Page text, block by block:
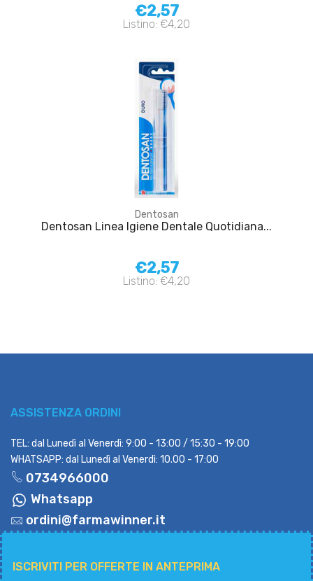
€2,57
Listino: €4,20
Dentosan
Dentosan Linea Igiene Dentale Quotidiana...
€2,57
Listino: €4,20
ASSISTENZA ORDINI
TEL: dal Lunedì al Venerdì: 9:00 - 13:00 / 15:30 - 19:00
WHATSAPP: dal Lunedì al Venerdì: 10.00 - 17:00
0734966000
Whatsapp
ordini@farmawinner.it
ISCRIVITI PER OFFERTE IN ANTEPRIMA